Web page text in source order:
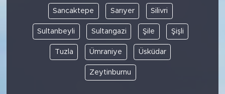
Sancaktepe Sarıyer Silivri
Sultanbeyli Sultangazi Şile Şişli
Tuzla Ümraniye Üsküdar
Zeytinburnu
SAĞLIK
SİYASET
MEDYA KÖŞESİ